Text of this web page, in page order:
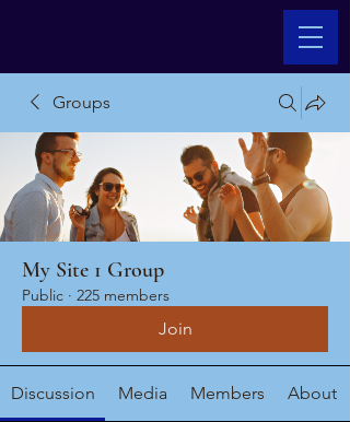
Groups
My Site 1 Group
Public · 225 members
Join
Discussion Media Members About